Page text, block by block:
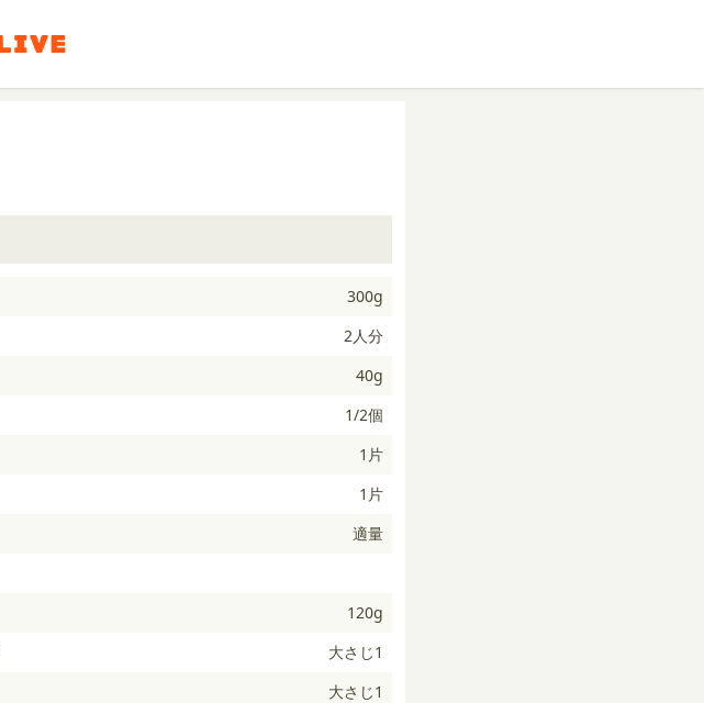
300g
2人分
40g
1/2個
1片
1片
適量
120g
大さじ1
大さじ1